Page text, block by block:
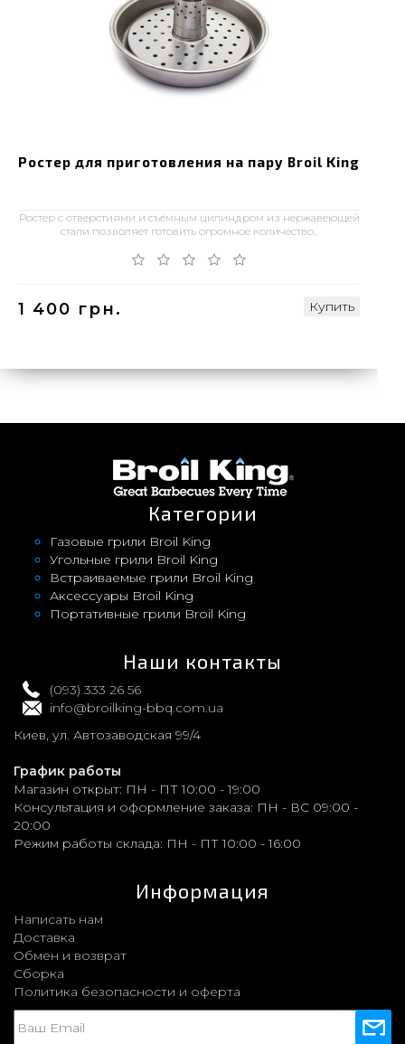
Ростер для приготовления на пару Broil King
Ростер с отверстиями и съёмным цилиндром из нержавеющей
стали позволяет готовить огромное количество..
1 400 грн. Купить
Категории
Газовые грили Broil King
Угольные грили Broil King
Встраиваемые грили Broil King
Аксессуары Broil King
Портативные грили Broil King
Наши контакты
(093) 333 26 56
info@broilking-bbq.com.ua
Киев, ул. Автозаводская 99/4
График работы
Магазин открыт: ПН - ПТ 10:00 - 19:00
Консультация и оформление заказа: ПН - ВС 09:00 -
20:00
Режим работы склада: ПН - ПТ 10:00 - 16:00
Информация
Написать нам
Доставка
Обмен и возврат
Сборка
Политика безопасности и оферта